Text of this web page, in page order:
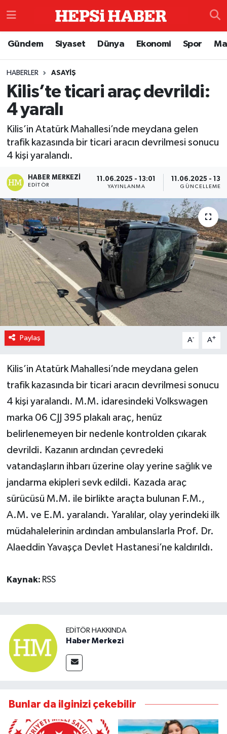
Gündem Siyaset Dünya Ekonomi Spor
HABERLER ASAYIŞ
Kilis’te ticari araç devrildi:
4 yaralı
Kilis’in Atatürk Mahallesi’nde meydana gelen
trafik kazasında bir ticari aracın devrilmesi sonucu
4 kişi yaralandı.
HABER MERKEZI
EDITÖR
11.06.2025 - 13:01
YAYINLANMA
11.06.2025 -
GÜNCELLEME
Paylaş A- A+
Kilis’in Atatürk Mahallesi’nde meydana gelen
trafik kazasında bir ticari aracın devrilmesi sonucu
4 kişi yaralandı. M.M. idaresindeki Volkswagen
marka 06 CJJ 395 plakalı araç, henüz
belirlenemeyen bir nedenle kontrolden çıkarak
devrildi. Kazanın ardından çevredeki
vatandaşların ihbarı üzerine olay yerine sağlık ve
jandarma ekipleri sevk edildi. Kazada araç
sürücüsü M.M. ile birlikte araçta bulunan F.M.,
A.M. ve E.M. yaralandı. Yaralılar, olay yerindeki ilk
müdahalelerinin ardından ambulanslarla Prof. Dr.
Alaeddin Yavaşça Devlet Hastanesi’ne kaldırıldı.
Kaynak: RSS
EDITÖR HAKKINDA
Haber Merkezi
Bunlar da ilginizi çekebilir
Çevre
Dünya
Eğitim
Gündem
Magazin
Özel Haber
Sağlık
Siyaset
Son Dakika
Spor
İzmir Namaz Vakitleri
İstanbul Trafik Yoğunluk Haritası
Süper Lig Puan Durumu ve Fikstür
Haber Arşivi